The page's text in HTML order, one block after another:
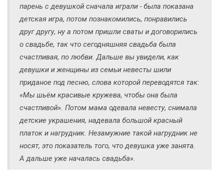
парень с девушкой сначала играли - была показана
детская игра, потом познакомились, понравились
друг другу, ну а потом пришли сваты и договорились
о свадьбе, так что сегодняшняя свадьба была
счастливая, по любви. Дальше вы увидели, как
девушки и женщины из семьи невесты шили
приданое под песню, слова которой переводятся так:
«Мы шьём красивые кружева, чтобы она была
счастливой». Потом мама одевала невесту, снимала
детские украшения, надевала большой красный
платок и нагрудник. Незамужние такой нагрудник не
носят, это показатель того, что девушка уже занята.
А дальше уже началась свадьба».